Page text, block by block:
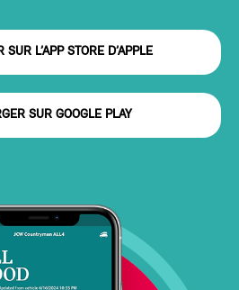
SUR L’APP STORE D’APPLE
SUR GOOGLE PLAY